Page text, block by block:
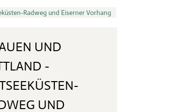
Radweg und Eiserner Vorhang
UND
-
UND